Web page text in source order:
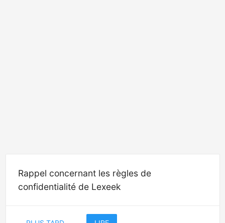
Rappel concernant les règles de
confidentialité de Lexeek